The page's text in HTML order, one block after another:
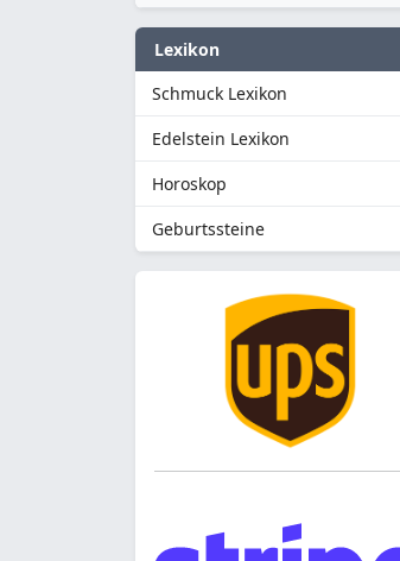
Lexikon
Schmuck Lexikon
Edelstein Lexikon
Horoskop
Geburtssteine